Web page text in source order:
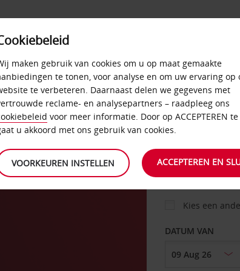
AUTO
OPHALEN OP
Kies een
DATUM VAN
maken gebruik van cookies om u op maat gemaakte
te tonen, voor analyse en om uw ervaring op
te verbeteren. Daarnaast delen we gegevens met
reclame- en analysepartners – raadpleeg ons
voor meer informatie. Door op ACCEPTEREN
u akkoord met ons gebruik van cookies.
VOORKEUREN INSTELLEN ACCEPTEREN EN